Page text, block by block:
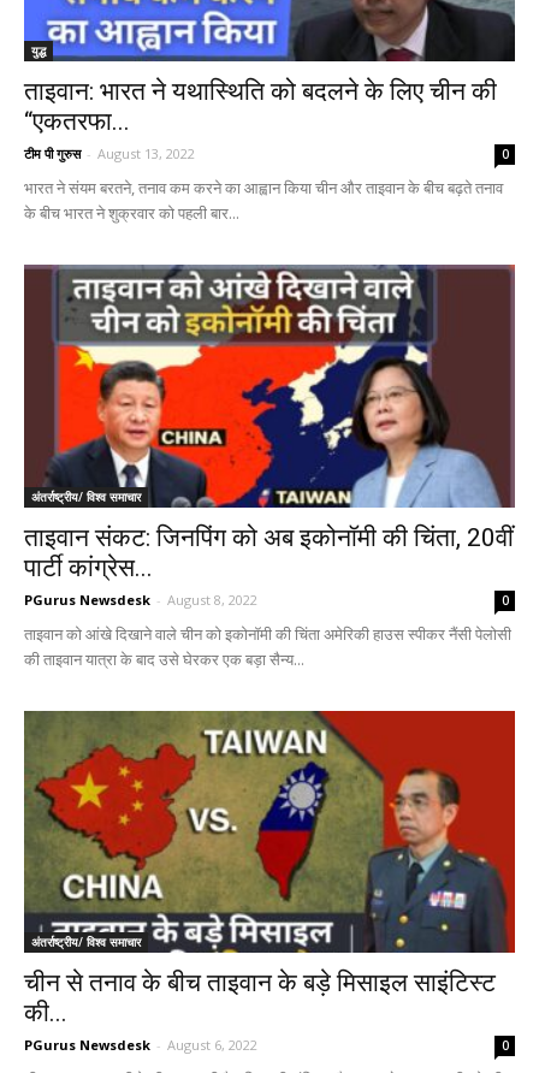
युद्ध
ताइवान: भारत ने यथास्थिति को बदलने के लिए चीन की
“एकतरफा...
टीम पी गुरुस - August 13, 2022 0
भारत ने संयम बरतने, तनाव कम करने का आह्वान किया चीन और ताइवान के बीच बढ़ते तनाव
के बीच भारत ने शुक्रवार को पहली बार...
अंतर्राष्ट्रीय/ विश्व समाचार
ताइवान संकट: जिनपिंग को अब इकोनॉमी की चिंता, 20वीं
पार्टी कांग्रेस...
PGurus Newsdesk - August 8, 2022 0
ताइवान को आंखे दिखाने वाले चीन को इकोनॉमी की चिंता अमेरिकी हाउस स्पीकर नैंसी पेलोसी
की ताइवान यात्रा के बाद उसे घेरकर एक बड़ा सैन्य...
अंतर्राष्ट्रीय/ विश्व समाचार
चीन से तनाव के बीच ताइवान के बड़े मिसाइल साइंटिस्ट
की...
PGurus Newsdesk - August 6, 2022 0